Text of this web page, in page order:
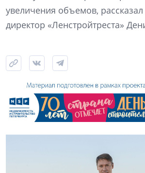
увеличения объемов,
директор «Ленстройтреста»